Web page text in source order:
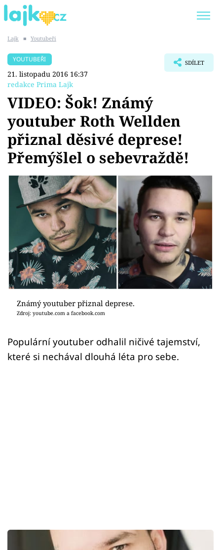
SHOPAHOLICADEL
Témata
Showbyznys
Youtubeři
Virály
Sex a vztahy
Videa
Sledujte prima+
Přihlášení
Sledujte nás
Lajk ■ Youtubeři
YOUTUBEŘI
21. listopadu 2016 16:37
redakce Prima Lajk
SDÍLET
VIDEO: Šok! Známý
youtuber Roth Wellden
přiznal děsivé deprese!
Přemýšlel o sebevraždě!
Známý youtuber přiznal deprese.
Zdroj: youtube.com a facebook.com
Populární youtuber odhalil ničivé tajemství,
které si nechával dlouhá léta pro sebe.